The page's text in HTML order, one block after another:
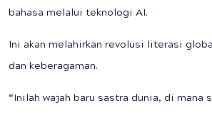
bahasa melalui teknologi AI.
Ini akan melahirkan revolusi literasi
dan keberagaman.
“Inilah wajah baru sastra dunia, di mana